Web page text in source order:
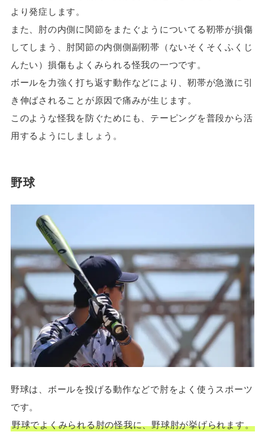
より発症します。
また、肘の内側に関節をまたぐようについてる靭帯が損傷
してしまう、​​肘関節の内側側副靭帯（ないそくそくふくじ
んたい）損傷もよくみられる怪我の一つです。
ボールを力強く打ち返す動作などにより、靭帯が急激に引
き伸ばされることが原因で痛みが生じます。
このような怪我を防ぐためにも、テーピングを普段から活
用するようにしましょう。
野球
野球は、ボールを投げる動作などで肘をよく使うスポーツ
です。
野球でよくみられる肘の怪我に、野球肘が挙げられます。